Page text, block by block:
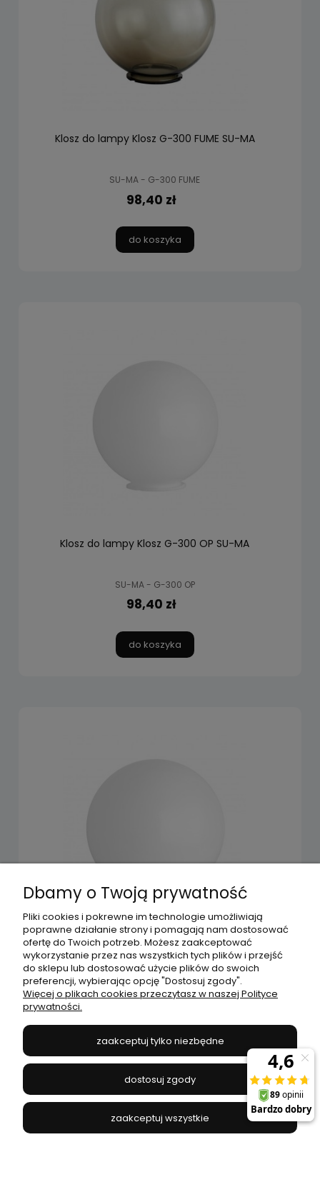
Klosz do lampy Klosz G-300 FUME SU-MA
SU-MA - G-300 FUME
98,40 zł
do koszyka
Klosz do lampy Klosz G-300 OP SU-MA
SU-MA - G-300 OP
98,40 zł
do koszyka
Klosz do lampy Klosz G-400 OP SU-MA
SU-MA - G-400 OP
do koszyka
Dbamy o Twoją prywatność
Pliki cookies i pokrewne im technologie umożliwiają
poprawne działanie strony i pomagają nam dostosować
ofertę do Twoich potrzeb. Możesz zaakceptować
wykorzystanie przez nas wszystkich tych plików i przejść
do sklepu lub dostosować użycie plików do swoich
preferencji, wybierając opcję "Dostosuj zgody".
Więcej o plikach cookies przeczytasz w naszej Polityce
prywatności.
zaakceptuj tylko niezbędne
dostosuj zgody
zaakceptuj wszystkie